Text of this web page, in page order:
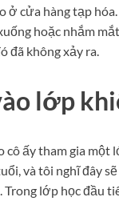
cửa hàng tạp
hoặc nhắm
đã không xảy ra.
lớp
cô ấy tham gia một
và tôi nghĩ đây
lớp học đầu